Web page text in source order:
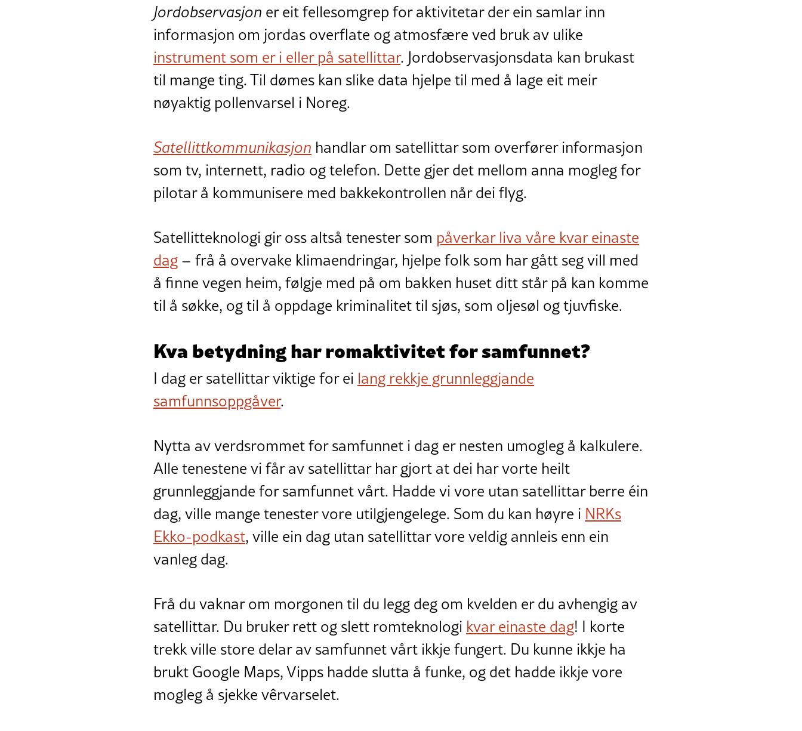
Jordobservasjon er eit fellesomgrep for aktivitetar der ein samlar inn
informasjon om jordas overflate og atmosfære ved bruk av ulike
instrument som er i eller på satellittar. Jordobservasjonsdata kan brukast
til mange ting. Til dømes kan slike data hjelpe til med å lage eit meir
nøyaktig pollenvarsel i Noreg.
Satellittkommunikasjon handlar om satellittar som overfører informasjon
som tv, internett, radio og telefon. Dette gjer det mellom anna mogleg for
pilotar å kommunisere med bakkekontrollen når dei flyg.
Satellitteknologi gir oss altså tenester som påverkar liva våre kvar einaste
dag– frå å overvake klimaendringar, hjelpe folk som har gått seg vill med
å finne vegen heim, følgje med på om bakken huset ditt står på kan komme
til å søkke, og til å oppdage kriminalitet til sjøs, som oljesøl og tjuvfiske.
Kva betydning har romaktivitet for samfunnet?
I dag er satellittar viktige for ei lang rekkje grunnleggjande
samfunnsoppgåver.
Nytta av verdsrommet for samfunnet i dag er nesten umogleg å kalkulere.
Alle tenestene vi får av satellittar har gjort at dei har vorte heilt
grunnleggjande for samfunnet vårt. Hadde vi vore utan satellittar berre éin
dag, ville mange tenester vore utilgjengelege. Som du kan høyre i NRKs
Ekko-podkast, ville ein dag utan satellittar vore veldig annleis enn ein
vanleg dag.
Frå du vaknar om morgonen til du legg deg om kvelden er du avhengig av
satellittar. Du bruker rett og slett romteknologi kvar einaste dag! I korte
trekk ville store delar av samfunnet vårt ikkje fungert. Du kunne ikkje ha
brukt Google Maps, Vipps hadde slutta å funke, og det hadde ikkje vore
mogleg å sjekke vêrvarselet.